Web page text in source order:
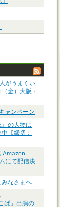
がうまくい
金）大阪・
ャンペーン
』の人物は
【締切：
Amazon
にて配信決
みなさまへ
ぱ」出演の